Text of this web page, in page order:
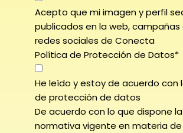
Acepto que mi imagen y perfil
publicados en la web, campañas
redes sociales de Conecta
Política de Protección de Datos*
He leído y estoy de acuerdo con
de protección de datos
De acuerdo con lo que dispone la
normativa vigente en materia de